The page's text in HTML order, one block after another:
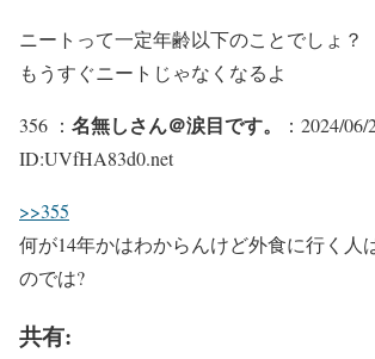
ニートって一定年齢以下のことでしょ？
もうすぐニートじゃなくなるよ
356 ： 名無しさん＠涙目です。
：2024/
ID:UVfHA83d0.net
>>355
何が14年かはわからんけど外食に行く人
のでは?
共有: